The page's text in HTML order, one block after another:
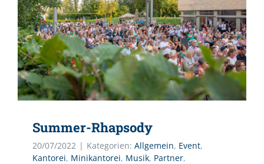
Summer-Rhapsody
20/07/2022 | Kategorien: Allgemein, Event,
Kantorei, Minikantorei, Musik, Partner,